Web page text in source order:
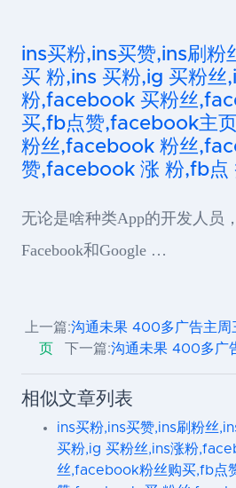
ins买粉,ins买赞,ins刷粉
买 粉,ins 买粉,ig 买粉丝
粉,facebook 买粉丝
买,fb点赞,facebook主
粉丝,facebook 粉丝
赞,facebook 涨 粉,fb点
无论是啥种类App的开发人员
Facebook和Google …
上一篇:沟通未果 400多广告主周
页
下一篇:沟通未果 400多广
相似文章列表
ins买粉,ins买赞,ins刷粉丝
买粉,ig 买粉丝,ins涨粉
丝,facebook粉丝购买,fb点